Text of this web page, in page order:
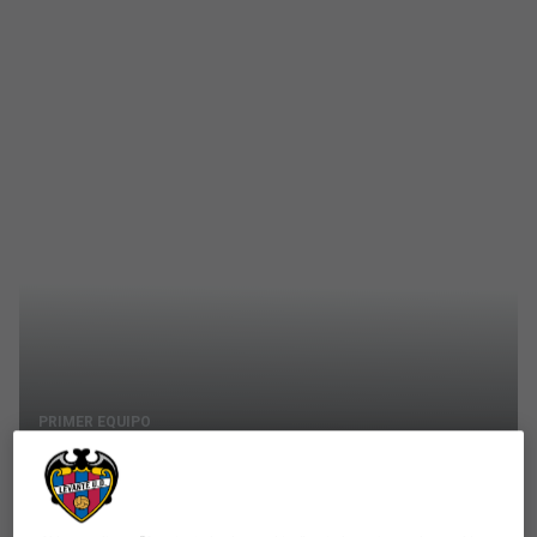
PRIMER EQUIPO
Luyindula y Geijo ultimas
incorporaciones del Levante